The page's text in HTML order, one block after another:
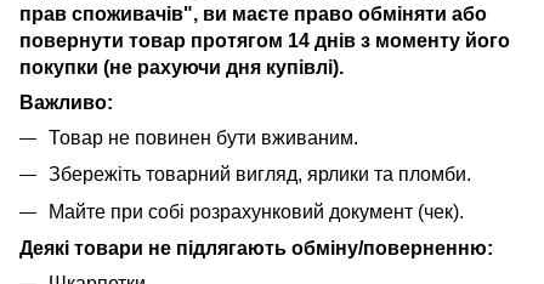
прав споживачів", ви маєте право обміняти або
повернути товар протягом 14 днів з моменту його
покупки (не рахуючи дня купівлі).
Важливо:
Товар не повинен бути вживаним.
Збережіть товарний вигляд, ярлики та пломби.
Майте при собі розрахунковий документ (чек).
Деякі товари не підлягають обміну/поверненню: